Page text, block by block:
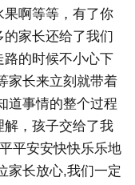
果啊等等，有了你
家长还给了我们
的时候不小心下
家长来立刻就带着
道事情的整个过程
解，孩子交给了我
平安安快快乐乐地
家长放心,我们一定